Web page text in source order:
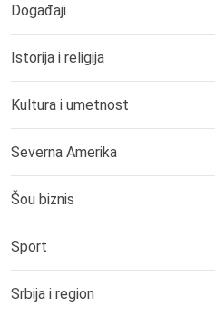
Događaji
Istorija i religija
Kultura i umetnost
Severna Amerika
Šou biznis
Sport
Srbija i region